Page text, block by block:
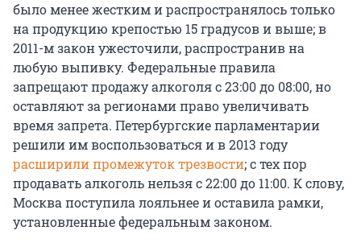
было менее жестким и распространялось только
на продукцию крепостью 15 градусов и выше; в
2011-м закон ужесточили, распространив на
любую выпивку. Федеральные правила
запрещают продажу алкоголя с 23:00 до 08:00, но
оставляют за регионами право увеличивать
время запрета. Петербургские парламентарии
решили им воспользоваться и в 2013 году
расширили промежуток трезвости; с тех пор
продавать алкоголь нельзя с 22:00 до 11:00. К слову,
Москва поступила лояльнее и оставила рамки,
установленные федеральным законом.